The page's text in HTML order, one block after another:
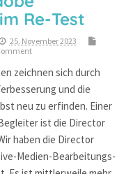
Re-Test
25. November 2023
zeichnen sich durch
und die
neu zu erfinden. Einer
ist die Director
haben die Director
Medien-Bearbeitungs-